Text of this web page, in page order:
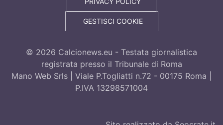
GESTISCI COOKIE
© 2026 Calcionews.eu - Testata giornalistica
registrata presso il Tribunale di Roma
Mano Web Srls | Viale P.Togliatti n.72 - 00175 Roma |
P.IVA 13298571004